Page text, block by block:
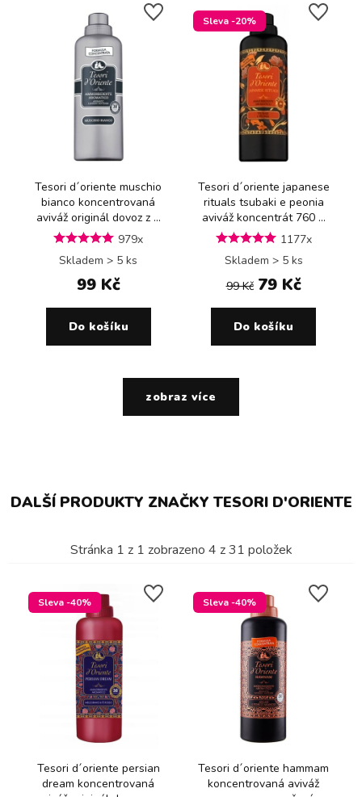
Tesori d´oriente muschio
bianco koncentrovaná
aviváž originál dovoz z ...
979x
Skladem > 5 ks
99 Kč
Do košíku
Sleva -20%
Tesori d´oriente japanese
rituals tsubaki e peonia
aviváž koncentrát 760 ...
1177x
Skladem > 5 ks
99 Kč 79 Kč
Do košíku
zobraz více
DALŠÍ PRODUKTY ZNAČKY TESORI D'ORIENTE
Stránka 1 z 1 zobrazeno 4 z31 položek
Sleva -40%
Tesori d´oriente persian
dream koncentrovaná
Sleva -40%
Tesori d´oriente hammam
koncentrovaná aviváž